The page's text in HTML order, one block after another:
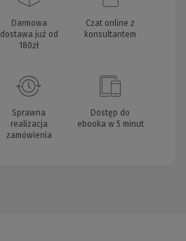
Darmowa
dostawa już od
180zł
Czat online z
konsultantem
Sprawna
realizacja
zamówienia
Dostęp do
ebooka w 5 minut